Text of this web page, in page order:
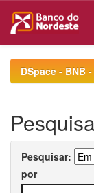
navigationDSpace - BNB
Pesquisar:
por